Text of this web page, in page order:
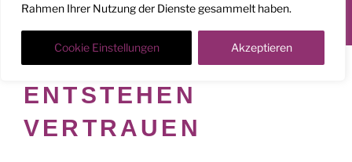
Rahmen Ihrer Nutzung der Dienste gesammelt haben.
Cookie Einstellungen Akzeptieren
SCHLAGWORT:DEM
ENTSTEHEN
VERTRAUEN